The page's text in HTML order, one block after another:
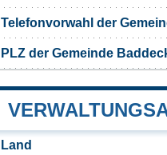
Telefonvorwahl der
PLZ der Gemeinde
Land